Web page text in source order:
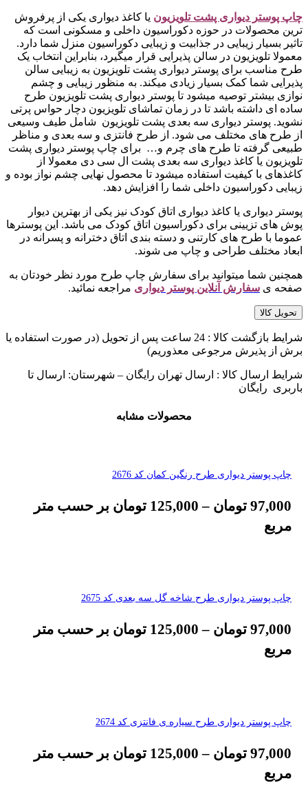
چاپ پوستر دیواری پشت تلویزیون یا کاغذ دیواری یکی از پرفروش
ترین محصولات در حوزه دکوراسیون داخلی و مسکونی است که
تاثیر بسیار زیبایی در جذابیت و زیبایی دکوراسیون منزل شما دارد.
معمولا تلویزیون در سالن پذیرایی قرار میگیرد، بنابراین انتخاب یک
طرح مناسب برای پوستر دیواری پشت تلویزیون به زیبایی سالن
پذیرایی شما کمک بسیار زیادی میکند. به منظور زیبایی و چشم
نوازی بیشتر توصیه میشود تا پوستر دیواری پشت تلویزیون طرح
ساده ای داشته باشد تا در زمان تماشای تلویزیون دچار حواس پرتی
نشوید. پوستر دیواری سه بعدی پشت تلویزیون شامل طیف وسیعی
از طرح های مختلف می شود. از طرح فانتزی و سه بعدی و مناظر
طبیعی گرفته تا طرح های چرم و… برای چاپ پوستر دیواری پشت
تلویزیون یا کاغذ دیواری سه بعدی پشت ال سی دی معمولا از
کاغذهای با کیفیت استفاده میشود تا محصول نهایی چشم نواز بوده و
زیبایی دکوراسیون داخلی شما را افزایش دهد.
پوستر دیواری یا کاغذ دیواری اتاق کودک نیز یکی از بهترین دیوار
پوش های تزیینی برای دکوراسیون اتاق کودک می باشد. این پوسترها
عموما با طرح های کارتنی و دسته بندی اتاق دخترانه و پسرانه در
ابعاد مختلف طراحی و چاپ می شوند.
همچنین شما میتوانید برای سفارش چاپ طرح مورد نظر خودتان به
صفحه ی سفارش آنلاین پوستر دیواری مراجعه نمائید.
تحویل کالا
شرایط بازگشت کالا : 24 ساعت پس از تحویل (در صورت استفاده یا
برش از پذیرش مرجوعی معذوریم)
شرایط ارسال کالا : ارسال تهران رایگان – شهرستان: ارسال تا
باربری رایگان
محصولات مشابه
چاپ پوستر دیواری طرح رنگین کمان کد 2676
97,000 تومان –
125,000 تومان بر حسب متر
مربع
چاپ پوستر دیواری طرح شاخه گل سه بعدی کد 2675
97,000 تومان –
125,000 تومان بر حسب متر
مربع
چاپ پوستر دیواری طرح سیاره ی فانتزی کد 2674
97,000 تومان –
125,000 تومان بر حسب متر
مربع